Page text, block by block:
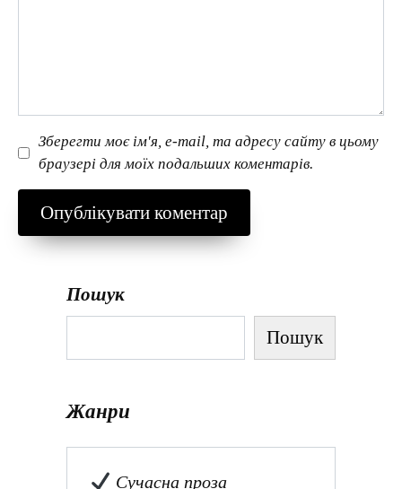
Зберегти моє ім'я, e-mail, та адресу сайту в цьому
браузері для моїх подальших коментарів.
Пошук
Пошук
Жанри
Сучасна проза